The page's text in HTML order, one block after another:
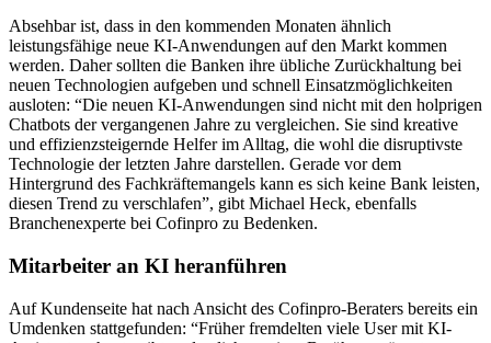
Absehbar ist, dass in den kommenden Monaten ähnlich
leistungsfähige neue KI-Anwendungen auf den Markt kommen
werden. Daher sollten die Banken ihre übliche Zurückhaltung bei
neuen Technologien aufgeben und schnell Einsatzmöglichkeiten
ausloten: “Die neuen KI-Anwendungen sind nicht mit den holprigen
Chatbots der vergangenen Jahre zu vergleichen. Sie sind kreative
und effizienzsteigernde Helfer im Alltag, die wohl die disruptivste
Technologie der letzten Jahre darstellen. Gerade vor dem
Hintergrund des Fachkräftemangels kann es sich keine Bank leisten,
diesen Trend zu verschlafen”, gibt Michael Heck, ebenfalls
Branchenexperte bei Cofinpro zu Bedenken.
Mitarbeiter an KI heranführen
Auf Kundenseite hat nach Ansicht des Cofinpro-Beraters bereits ein
Umdenken stattgefunden: “Früher fremdelten viele User mit KI-